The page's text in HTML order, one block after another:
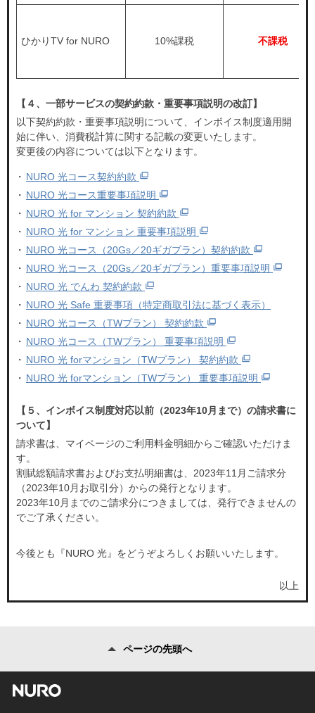
ひかりTV for NURO 10%課税 不課税
【４、一部サービスの契約約款・重要事項説明の改訂】
以下契約約款・重要事項説明について、インボイス制度適用開
始に伴い、消費税計算に関する記載の変更いたします。
変更後の内容については以下となります。
NURO 光コース契約約款
NURO 光コース重要事項説明
NURO 光 for マンション 契約約款
NURO 光 for マンション 重要事項説明
NURO 光コース（20Gs／20ギガプラン）契約約款
NURO 光コース（20Gs／20ギガプラン）重要事項説明
NURO 光 でんわ 契約約款
NURO 光 Safe 重要事項（特定商取引法に基づく表示）
NURO 光コース（TWプラン） 契約約款
NURO 光コース（TWプラン） 重要事項説明
NURO 光 forマンション（TWプラン） 契約約款
NURO 光 forマンション（TWプラン） 重要事項説明
【５、インボイス制度対応以前（2023年10月まで）の請求書に
ついて】
請求書は、マイページのご利用料金明細からご確認いただけま
す。
割賦総額請求書およびお支払明細書は、2023年11月ご請求分
（2023年10月お取引分）からの発行となります。
2023年10月までのご請求分につきましては、発行できませんの
でご了承ください。
今後とも『NURO 光』をどうぞよろしくお願いいたします。
以上
ページの先頭へ